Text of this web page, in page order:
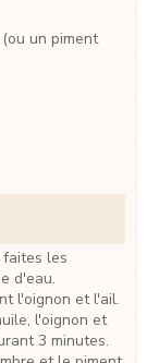
(ou un piment
d'eau.
l'oignon et l'ail.
3 minutes.